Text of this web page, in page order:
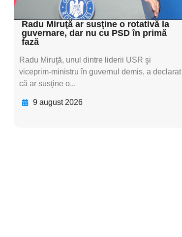
textul pentru subti
Radu Miruţă ar susţine o rotativă la
guvernare, dar nu cu PSD în primă
fază
Radu Miruţă, unul dintre liderii USR şi
viceprim-ministru în guvernul demis, a declarat
că ar susţine o...
9 august 2026